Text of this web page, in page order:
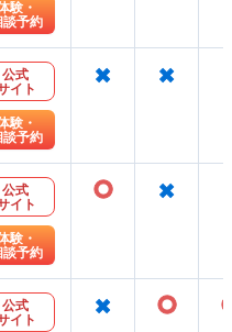
験・
談予約
公式
イト
験・
談予約
× ×
公式
イト
験・
談予約
○ ×
公式
イト
× ○